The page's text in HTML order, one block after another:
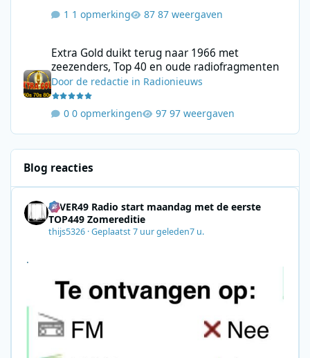
1 opmerking 87 weergaven
Extra Gold duikt terug naar 1966 met
zeezenders, Top 40 en oude radiofragmenten
Doorde redactie in Radionieuws
0 opmerkingen 97 weergaven
Blog reacties
4EVER49 Radio start maandag met de eerste
TOP449 Zomereditie
thijs5326 ·Geplaatst7 uur geleden7 u.
.